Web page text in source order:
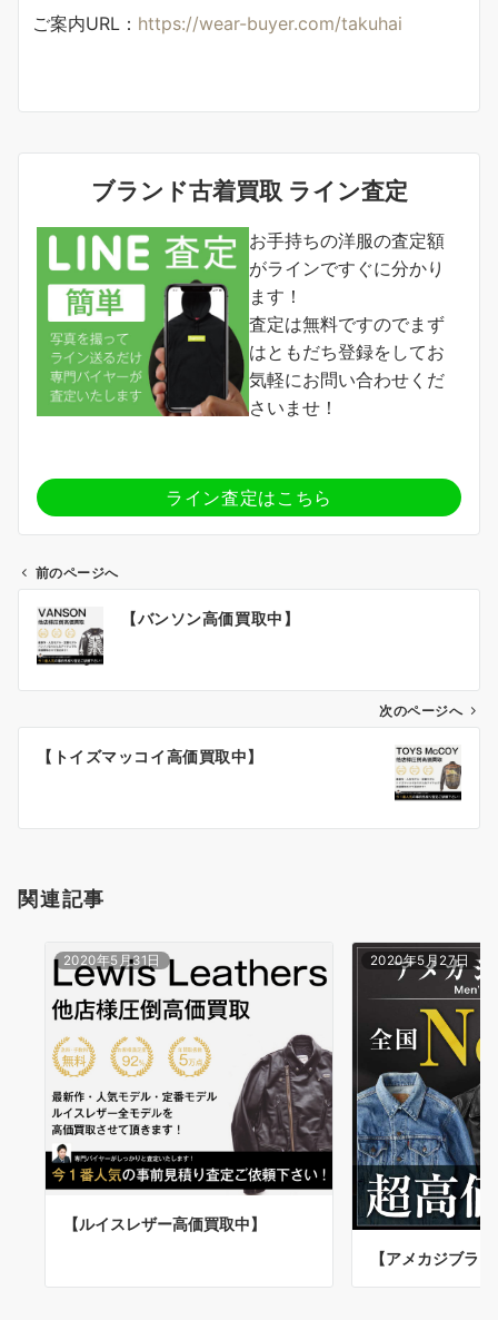
ご案内URL： https://wear-buyer.com/takuhai
ブランド古着買取 ライン査定
お手持ちの洋服の査定額
がラインですぐに分かり
ます！
査定は無料ですのでまず
はともだち登録をしてお
気軽にお問い合わせくだ
さいませ！
ライン査定はこちら
ン
前のページへ
【バンソン高価買取中】
次のページへ
【トイズマッコイ高価買取中】
関連記事
2020年5月31日
【ルイスレザー高価買取中】
2020年5月27日
【アメカジブラ